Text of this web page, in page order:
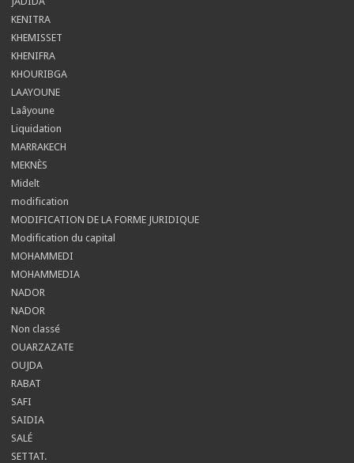
KENITRA
KHEMISSET
KHENIFRA
KHOURIBGA
LAAYOUNE
Laâyoune
Liquidation
MARRAKECH
MEKNÈS
Midelt
modification
MODIFICATION DE LA FORME JURIDIQUE
Modification du capital
MOHAMMEDI
MOHAMMEDIA
NADOR
NADOR
Non classé
OUARZAZATE
OUJDA
RABAT
SAFI
SAIDIA
SALÉ
SETTAT.